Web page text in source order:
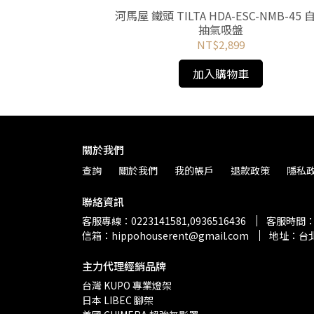
河馬屋 鐵頭 TILTA HDA-ESC-NMB-45
抽氣吸盤
NT$2,899
加入購物車
關於我們
查詢 關於我們 我的帳戶 退款政策 隱私
聯絡資訊
客服專線：0223141581,0936516436
客服時間
信箱：hippohouserent@gmail.com
地址：台
主力代理經銷品牌
台灣 KUPO 專業燈架
日本 LIBEC 腳架